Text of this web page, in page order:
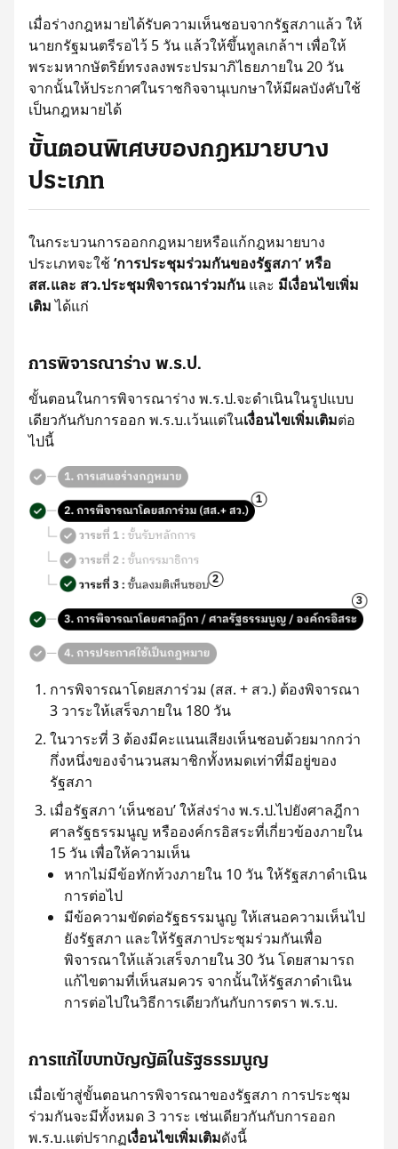
เมื่อร่างกฎหมายได้รับความเห็นชอบจากรัฐสภาแล้ว ให้
นายกรัฐมนตรีรอไว้ 5 วัน แล้วให้ขึ้นทูลเกล้าฯ เพื่อให้
พระมหากษัตริย์ทรงลงพระปรมาภิไธยภายใน 20 วัน
จากนั้นให้ประกาศในราชกิจจานุเบกษาให้มีผลบังคับใช้
เป็นกฎหมายได้
ขั้นตอนพิเศษของกฎหมายบาง
ประเภท
ในกระบวนการออกกฎหมายหรือแก้กฎหมายบาง
ประเภทจะใช้‘การประชุมร่วมกันของรัฐสภา’ หรือ
สส.และ สว.ประชุมพิจารณาร่วมกันและ มีเงื่อนไขเพิ่ม
เติมได้แก่
การพิจารณาร่าง พ.ร.ป.
ขั้นตอนในการพิจารณาร่าง พ.ร.ป.จะดำเนินในรูปแบบ
เดียวกันกับการออก พ.ร.บ.เว้นแต่ในเงื่อนไขเพิ่มเติมต่อ
ไปนี้
การพิจารณาโดยสภาร่วม (สส. + สว.) ต้องพิจารณา
3 วาระให้เสร็จภายใน 180 วัน
ในวาระที่ 3 ต้องมีคะแนนเสียงเห็นชอบด้วยมากกว่า
กึ่งหนึ่งของจํานวนสมาชิกทั้งหมดเท่าที่มีอยู่ของ
รัฐสภา
เมื่อรัฐสภา ‘เห็นชอบ’ ให้ส่งร่าง พ.ร.ป.ไปยังศาลฎีกา
ศาลรัฐธรรมนูญ หรือองค์กรอิสระที่เกี่ยวข้องภายใน
15 วัน เพื่อให้ความเห็น
หากไม่มีข้อทักท้วงภายใน 10 วัน ให้รัฐสภาดําเนิน
การต่อไป
มีข้อความขัดต่อรัฐธรรมนูญ ให้เสนอความเห็นไป
ยังรัฐสภา และให้รัฐสภาประชุมร่วมกันเพื่อ
พิจารณาให้แล้วเสร็จภายใน 30 วัน โดยสามารถ
แก้ไขตามที่เห็นสมควร จากนั้นให้รัฐสภาดําเนิน
การต่อไปในวิธีการเดียวกันกับการตรา พ.ร.บ.
การแก้ไขบทบัญญัติในรัฐธรรมนูญ
เมื่อเข้าสู่ขั้นตอนการพิจารณาของรัฐสภา การประชุม
ร่วมกันจะมีทั้งหมด 3 วาระ เช่นเดียวกันกับการออก
พ.ร.บ.แต่ปรากฏเงื่อนไขเพิ่มเติมดังนี้